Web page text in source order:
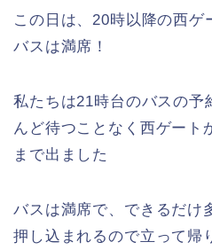
この日は、20時以降の西
バスは満席！
私たちは21時台のバスの予
んど待つことなく西ゲート
まで出ました
バスは満席で、できるだけ
押し込まれるので立って帰